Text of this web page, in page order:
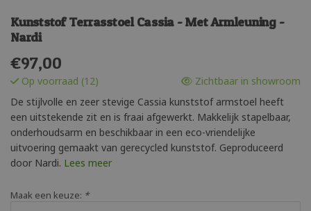
Kunststof Terrasstoel Cassia - Met Armleuning -
Nardi
€97,00
Op voorraad (12)
Zichtbaar in showroom
De stijlvolle en zeer stevige Cassia kunststof armstoel heeft
een uitstekende zit en is fraai afgewerkt. Makkelijk stapelbaar,
onderhoudsarm en beschikbaar in een eco-vriendelijke
uitvoering gemaakt van gerecycled kunststof. Geproduceerd
door Nardi. Lees meer
Maak een keuze: *